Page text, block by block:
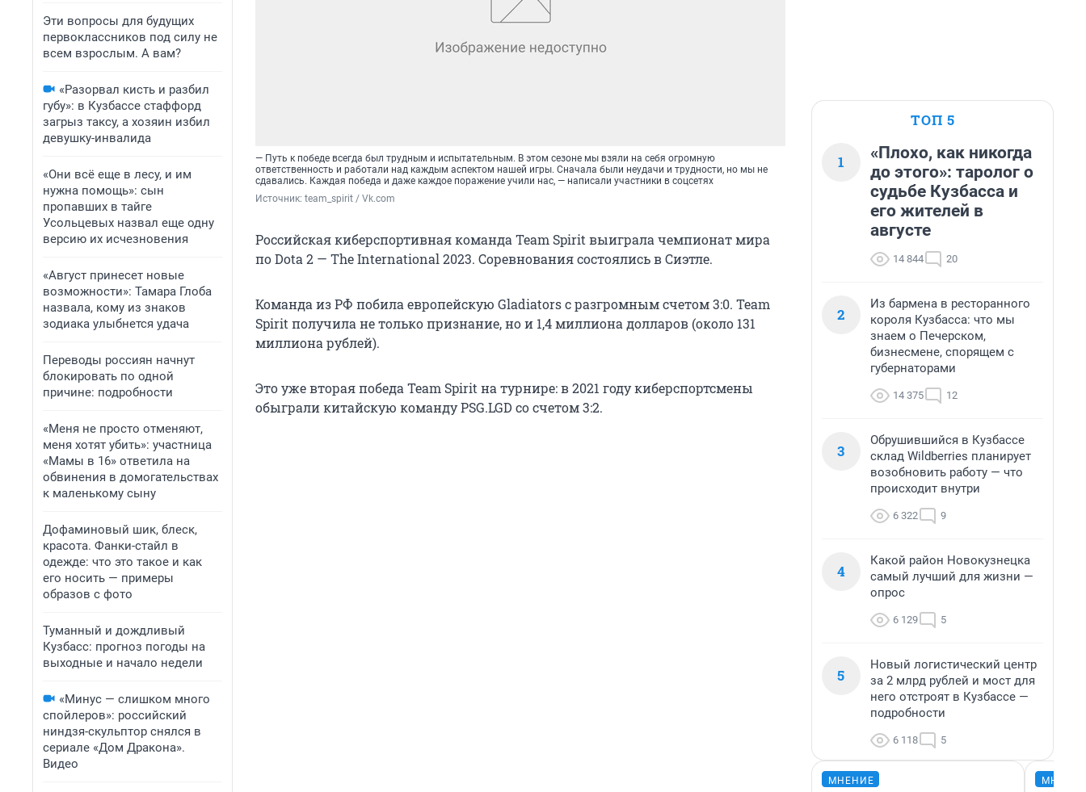
Эти вопросы для будущих
первоклассников под силу не
всем взрослым. А вам?
«Разорвал кисть и разбил
губу»: в Кузбассе стаффорд
загрыз таксу, а хозяин избил
девушку-инвалида
«Они всё еще в лесу, и им
нужна помощь»: сын
пропавших в тайге
Усольцевых назвал еще одну
версию их исчезновения
«Август принесет новые
возможности»: Тамара Глоба
назвала, кому из знаков
зодиака улыбнется удача
Переводы россиян начнут
блокировать по одной
причине: подробности
«Меня не просто отменяют,
меня хотят убить»: участница
«Мамы в 16» ответила на
обвинения в домогательствах
к маленькому сыну
Дофаминовый шик, блеск,
красота. Фанки-стайл в
одежде: что это такое и как
его носить — примеры
образов с фото
Туманный и дождливый
Кузбасс: прогноз погоды на
выходные и начало недели
«Минус — слишком много
спойлеров»: российский
ниндзя-скульптор снялся в
сериале «Дом Дракона».
Видео
— Путь к победе всегда был трудным и испытательным. В этом сезоне мы взяли на себя огромную
ответственность и работали над каждым аспектом нашей игры. Сначала были неудачи и трудности, но мы не
сдавались. Каждая победа и даже каждое поражение учили нас, — написали участники в соцсетях
Источник: team_spirit / Vk.com
Российская киберспортивная команда Team Spirit выиграла чемпионат мира
по Dota 2 — The International 2023. Соревнования состоялись в Сиэтле.
Команда из РФ побила европейскую Gladiators с разгромным счетом 3:0. Team
Spirit получила не только признание, но и 1,4 миллиона долларов (около 131
миллиона рублей).
Это уже вторая победа Team Spirit на турнире: в 2021 году киберспортсмены
обыграли китайскую команду PSG.LGD со счетом 3:2.
ТОП 5
1
«Плохо, как никогда
до этого»: таролог о
судьбе Кузбасса и
его жителей в
августе
14 844 20
2
Из бармена в ресторанного
короля Кузбасса: что мы
знаем о Печерском,
бизнесмене, спорящем с
губернаторами
14 375 12
3
Обрушившийся в Кузбассе
склад Wildberries планирует
возобновить работу — что
происходит внутри
6 322 9
4
Какой район Новокузнецка
самый лучший для жизни —
опрос
6 129 5
5
Новый логистический центр
за 2 млрд рублей и мост для
него отстроят в Кузбассе —
подробности
6 118 5
МНЕНИЕ